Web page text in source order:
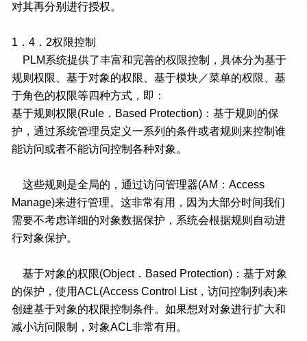
对其再分别进行授权。
1．4．2权限控制
PLM系统提供了丰富和完善的权限控制，具体分为基于
规则权限、基于对象的权限、基于模块／菜单的权限、基
于角色的权限等四种方式，即：
基于规则权限(Rule．Based Protection)：基于规则的保
护，通过系统管理员定义一系列的条件或者规则来控制谁
能访问或者不能访问控制各种对象。
这些规则是全局的，通过访问管理器(AM：Access
Manage)来进行管理。这非常有用，因为大部分时间我们
需要不考虑详细的对象数据保护，系统会根据规则自动进
行对象保护。
基于对象的权限(Object．Based Protection)：基于对象
的保护，使用ACL(Access Control List，访问控制列表)来
创建基于对象的权限控制条件。如果想对对象进行扩大和
减小访问限制，对象ACL非常有用。